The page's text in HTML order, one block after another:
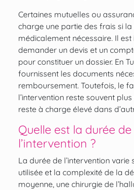
Certaines mutuelles ou
charge une partie des frais si
médicalement nécessaire. Il
demander un devis et un
pour constituer un dossier. En
fournissent les documents
remboursement. Toutefois, le
l’intervention reste souvent
reste à charge élevé dans
Quelle est la durée de
l’intervention ?
La durée de l’intervention varie
utilisée et la complexité de la
moyenne, une chirurgie de